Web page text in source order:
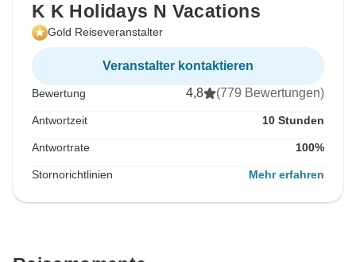
K K Holidays N Vacations
Gold Reiseveranstalter
Veranstalter kontaktieren
Bewertung 4,8 (779 Bewertungen)
Antwortzeit 10 Stunden
Antwortrate 100%
Stornorichtlinien Mehr erfahren